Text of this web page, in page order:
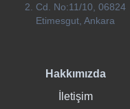
2. Cd. No:11/10, 06824
Etimesgut, Ankara
Hakkımızda
İletişim